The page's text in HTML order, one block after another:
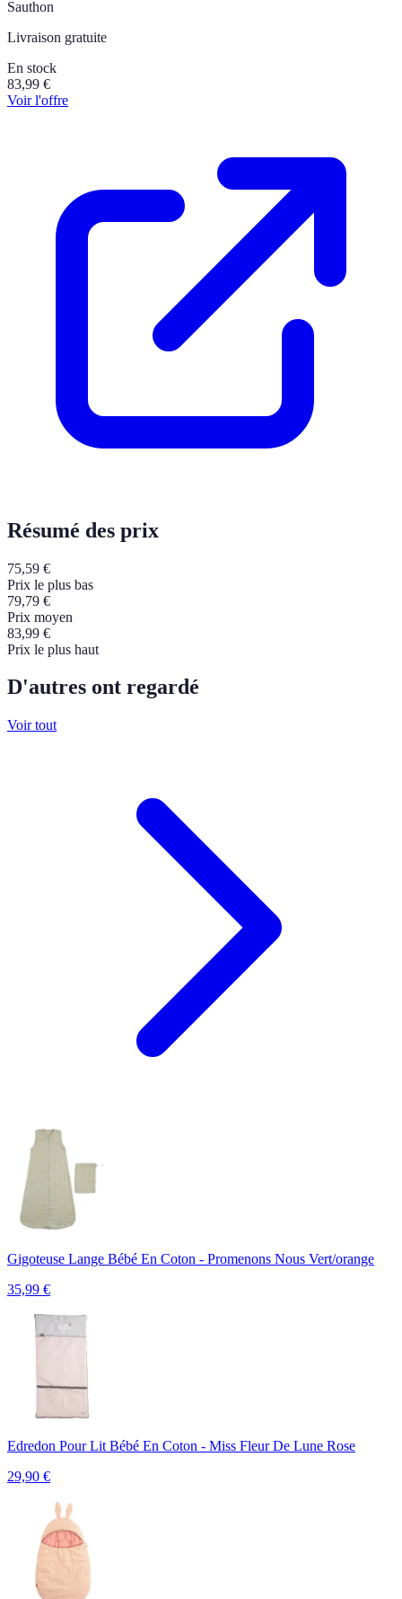
Sauthon
Livraison gratuite
En stock
83,99 €
Voir l'offre
Résumé des prix
75,59 €
Prix le plus bas
79,79 €
Prix moyen
83,99 €
Prix le plus haut
D'autres ont regardé
Voir tout
Gigoteuse Lange Bébé En Coton - Promenons Nous Vert/orange
35,99 €
Edredon Pour Lit Bébé En Coton - Miss Fleur De Lune Rose
29,90 €